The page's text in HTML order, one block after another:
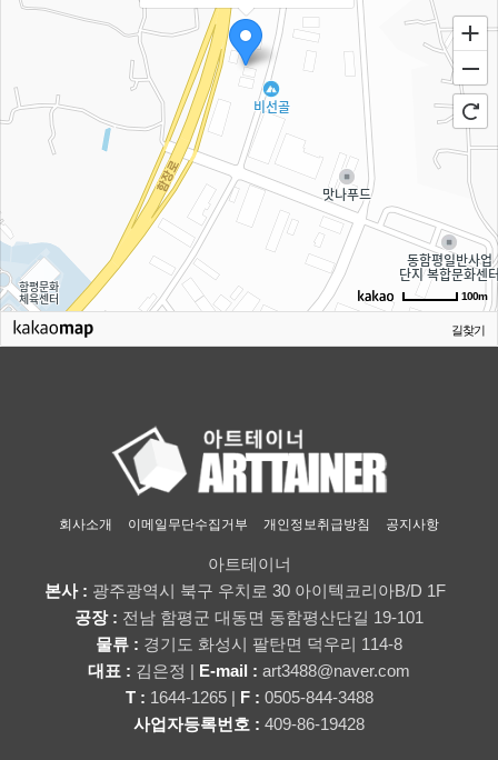
100m
길찾기
회사소개 이메일무단수집거부 개인정보취급방침 공지사항
아트테이너
본사 : 광주광역시 북구 우치로 30 아이텍코리아B/D 1F
공장 : 전남 함평군 대동면 동함평산단길 19-101
물류 : 경기도 화성시 팔탄면 덕우리 114-8
대표 : 김은정 | E-mail : art3488@naver.com
T : 1644-1265 | F : 0505-844-3488
사업자등록번호 : 409-86-19428